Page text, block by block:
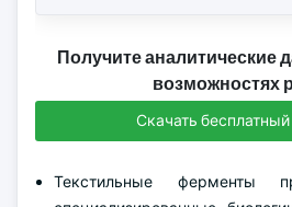
Получите аналитические
возможностях
Скачать бесплатный
Текстильные ферменты